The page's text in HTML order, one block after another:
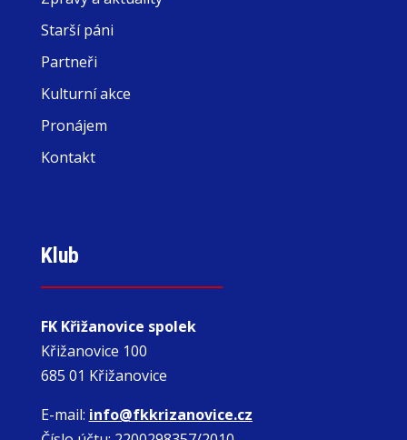
Starší páni
Partneři
Kulturní akce
Pronájem
Kontakt
Klub
FK Křižanovice spolek
Křižanovice 100
685 01 Křižanovice
E-mail: info@fkkrizanovice.cz